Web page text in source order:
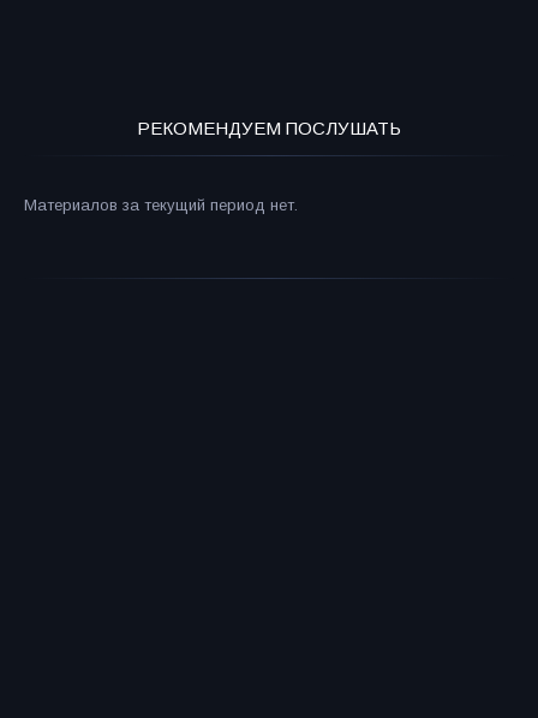
РЕКОМЕНДУЕМ ПОСЛУШАТЬ
Материалов за текущий период нет.